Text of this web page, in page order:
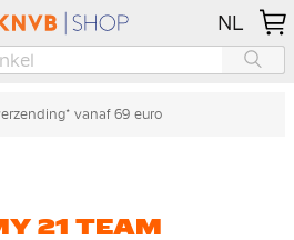
NL
vanaf 69 euro
21 TEAM